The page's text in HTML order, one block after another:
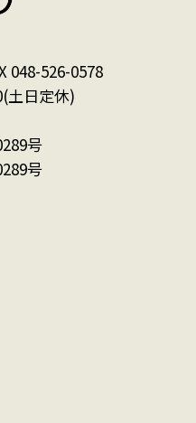
048-526-0578
土日定休)
号
号